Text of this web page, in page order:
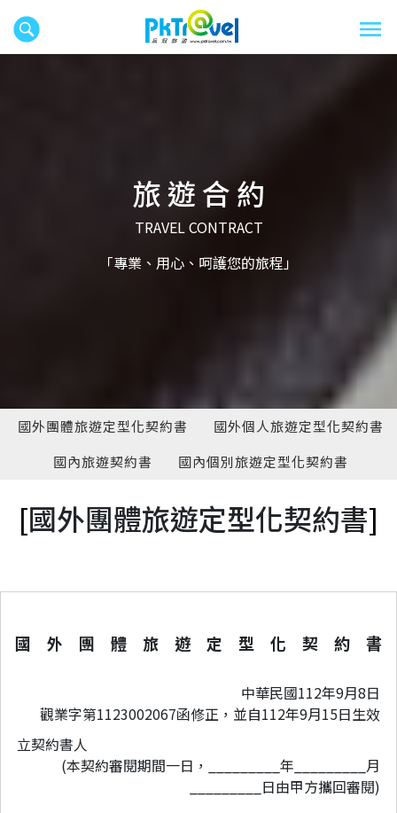
旅 遊 合 約
TRAVEL CONTRACT
「專業、用心、呵護您的旅程」
國外團體旅遊定型化契約書
國外個人旅遊定型化契約書
國內旅遊契約書
國內個別旅遊定型化契約書
[國外團體旅遊定型化契約書]
國 外 團 體 旅 遊 定 型 化 契 約 書
中華民國112年9月8日
觀業字第1123002067函修正，並自112年9月15日生效
立契約書人
(本契約審閱期間一日，_________年_________月
_________日由甲方攜回審閱)